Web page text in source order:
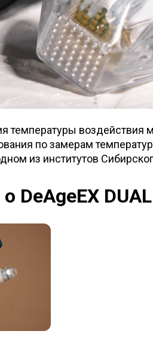
температуры воздействия
по замерам
из институтов
DeAgeEX DUAL